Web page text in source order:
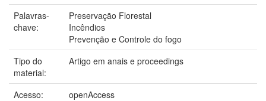
Palavras-
chave:
Preservação Florestal
Incêndios
Prevenção e Controle do fogo
Tipo do
material:
Artigo em anais e proceedings
Acesso:
openAccess